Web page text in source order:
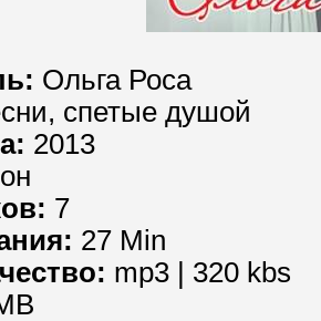
Ольга Роса
спетые душой
2013
7
27 Min
mp3 | 320 kbs